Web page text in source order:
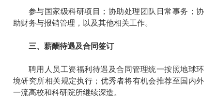
参与国家级科研项目； 协助处理 团队 日常事务 ； 协
助财务与报销管理，以及其他相关工作。
三、 薪酬待遇及合同签订
聘用人员工资福利待遇及合同管理统一按照地球环
境研究所相关规定执行 ；优秀者将有机会推荐至国内外
一流高校和科研院所继续深造。